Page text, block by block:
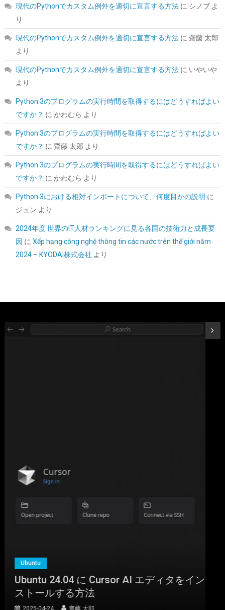
【Amazon.co.jp 限定】Western Digital ウエスタンデジタル WD
Red Plus 内蔵 HDD 8TB CMR 3.5インチ SATA 5640rpm キャッシ
ュ256MB NAS メーカー保証3年 WD80EFAX-AJP エコパッケージ
【国内正規取扱代理店】
(542396) GBP 284.98 (2026-08-08 04:05 GMT +09:00 時点 -詳細は
こちら)
Crucial(クルーシャル) PRO (マイクロン製) デスクトップ用メモリ
はこちら
現代のPythonでカスタム例外を適切に宣言する方法に シノブよ
り
現代のPythonでカスタム例外を適切に宣言する方法に 齋藤 太郎
より
現代のPythonでカスタム例外を適切に宣言する方法に いやいや
より
Python 3のプログラムの実行時間を取得するにはどうすればよい
ですか？ に かわむら より
Python 3のプログラムの実行時間を取得するにはどうすればよい
ですか？ に 齋藤 太郎 より
Python 3のプログラムの実行時間を取得するにはどうすればよい
ですか？ に かわむら より
Python 3における相対インポートについて、何度目かの説明 に
ジュン より
2024年度 世界のIT人材ランキングに見る各国の技術力と成長要
因 に Xếp hạng công nghệ thông tin các nước trên thế giới năm
2024 – KYODAI株式会社 より
Ubuntu
Ubuntu 24.04 に Cursor AI エディタをイン
ストールする方法